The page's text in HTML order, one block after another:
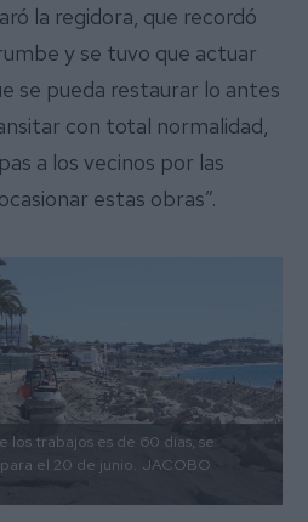
la regidora, que recordó
y se tuvo que actuar
se pueda restaurar lo antes
con total normalidad,
a los vecinos por las
estas obras”.
los trabajos es de 60 días, se
el 20 de junio. JACOBO